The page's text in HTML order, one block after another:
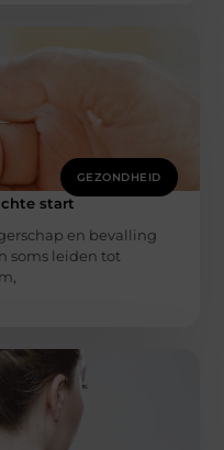
GEZONDHEID
start
en bevalling
soms leiden tot